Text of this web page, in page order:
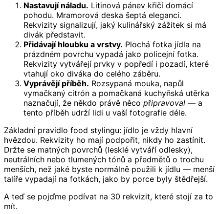
Nastavují náladu. Litinová pánev křičí domácí
pohodu. Mramorová deska šeptá eleganci.
Rekvizity signalizují, jaký kulinářský zážitek si má
divák představit.
Přidávají hloubku a vrstvy. Plochá fotka jídla na
prázdném povrchu vypadá jako policejní fotka.
Rekvizity vytvářejí prvky v popředí i pozadí, které
vtahují oko diváka do celého záběru.
Vyprávějí příběh. Rozsypaná mouka, napůl
vymačkaný citrón a pomačkaná kuchyňská utěrka
naznačují, že někdo právě něco připravoval — a
tento příběh udrží lidi u vaší fotografie déle.
Základní pravidlo food stylingu: jídlo je vždy hlavní
hvězdou. Rekvizity ho mají podpořit, nikdy ho zastínit.
Držte se matných povrchů (lesklé vytváří odlesky),
neutrálních nebo tlumených tónů a předmětů o trochu
menších, než jaké byste normálně použili k jídlu — menší
talíře vypadají na fotkách, jako by porce byly štědřejší.
A teď se pojďme podívat na 30 rekvizit, které stojí za to
mít.